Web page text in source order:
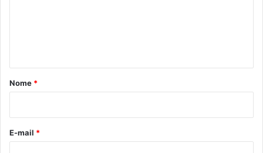
r
*
Nome *
E-mail *